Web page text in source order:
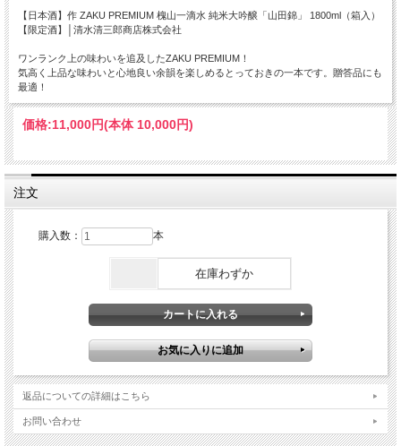
【日本酒】作 ZAKU PREMIUM 槐山一滴水 純米大吟醸「山田錦」 1800ml（箱入）
【限定酒】│清水清三郎商店株式会社
ワンランク上の味わいを追及したZAKU PREMIUM！
気高く上品な味わいと心地良い余韻を楽しめるとっておきの一本です。贈答品にも
最適！
価格:11,000円(本体 10,000円)
注文
購入数： 本
在庫わずか
返品についての詳細はこちら
お問い合わせ